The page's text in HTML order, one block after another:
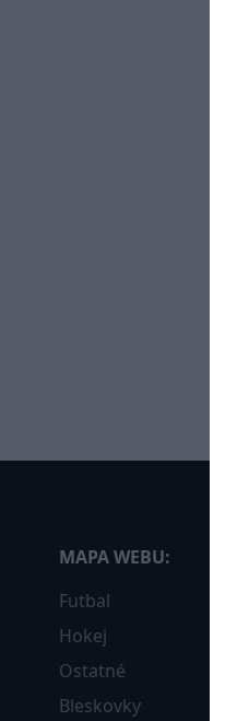
MAPA WEBU:
Futbal
Hokej
Ostatné
Bleskovky